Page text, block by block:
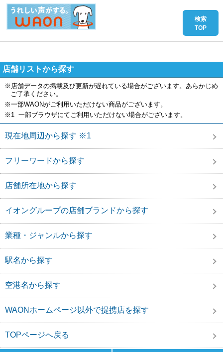
店舗リストから探す
※店舗データの掲載及び更新が遅れている場合がございます。あらかじめ
ご了承ください。
※一部WAONがご利用いただけない商品がございます。
※1 一部ブラウザにてご利用いただけない場合がございます。
現在地周辺から探す ※1
フリーワードから探す
店舗所在地から探す
イオングループの店舗ブランドから探す
業種・ジャンルから探す
駅名から探す
空港名から探す
WAONホームページ以外で提携店を探す
TOPページへ戻る